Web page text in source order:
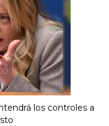
los controles a